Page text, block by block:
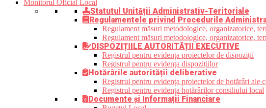
Monitorul Oficial Local
Statutul Unității Administrativ-Teritoriale
Regulamentele privind Procedurile
Regulament măsuri metodologice, organizatorice,
Regulament măsuri metodologice, organizatorice,
DISPOZIȚIILE AUTORITĂȚII EXECUTIVE
Registrul pentru evidența proiectelor de dispoziții
Registrul pentru evidența dispozițiilor
Hotărârile autorității deliberative
Registrul pentru evidența proiectelor de hotărâri ale
Registrul pentru evidența hotărârilor consiliului local
Documente și Informații Financiare